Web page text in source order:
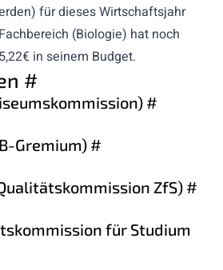
für dieses Wirtschaftsjahr
(Biologie) hat noch
in seinem Budget.
#
#
Gremium) #
ZfS) #
für Studium